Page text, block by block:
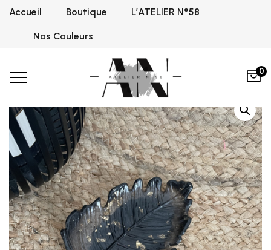
Accueil Boutique L’ATELIER N°58
Nos Couleurs
0
Home Transparent avec feuille d'or
Couleurs